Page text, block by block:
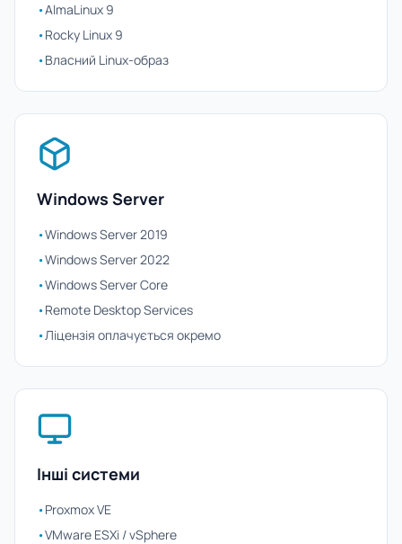
•AlmaLinux 9
•Rocky Linux 9
•Власний Linux-образ
Windows Server
•Windows Server 2019
•Windows Server 2022
•Windows Server Core
•Remote Desktop Services
•Ліцензія оплачується окремо
Інші системи
•Proxmox VE
•VMware ESXi / vSphere